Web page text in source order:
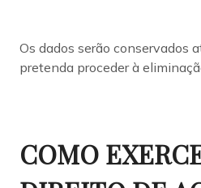
Os dados serão conservados
pretenda proceder à
COMO